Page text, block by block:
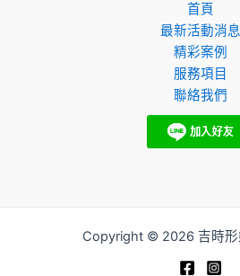
首頁
最新活動消息
精彩案例
服務項目
聯絡我們
Copyright © 2026 吉時形